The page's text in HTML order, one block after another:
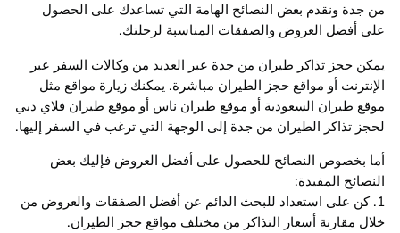
من جدة ونقدم بعض النصائح الهامة التي تساعدك على الحصول
على أفضل العروض والصفقات المناسبة لرحلتك.
يمكن حجز تذاكر طيران من جدة عبر العديد من وكالات السفر عبر
الإنترنت أو مواقع حجز الطيران مباشرة. يمكنك زيارة مواقع مثل
موقع طيران السعودية أو موقع طيران ناس أو موقع طيران فلاي دبي
لحجز تذاكر الطيران من جدة إلى الوجهة التي ترغب في السفر إليها.
أما بخصوص النصائح للحصول على أفضل العروض فإليك بعض
النصائح المفيدة:
1. كن على استعداد للبحث الدائم عن أفضل الصفقات والعروض من
خلال مقارنة أسعار التذاكر من مختلف مواقع حجز الطيران.